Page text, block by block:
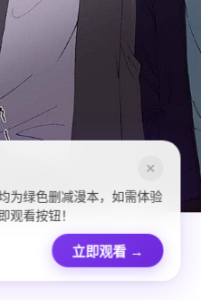
✕
为绿色删减漫本，如需体验
观看按钮！
立即观看 →